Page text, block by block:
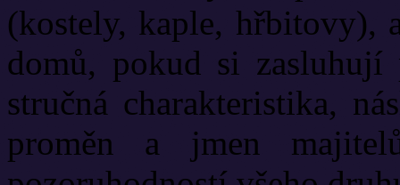
(kostely, kaple, hřbitovy),
domů, pokud si zasluhují
stručná charakteristika,
proměn a jmen